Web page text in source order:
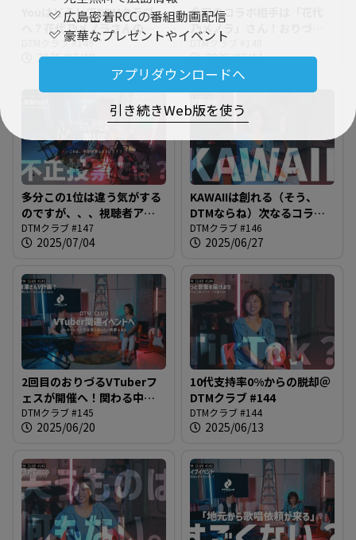
広島密着RCCの番組動画配信
豪華なプレゼントやイベント
アプリダウンロードへ
引き続きWeb版を使う
YouはどうしてDTMクラブ
へ？花代乃メノラさんの
「きっかけ」をインタビュ
ー＠DTMクラブ #149
DTMクラブ #149
2025/07/18
今回のコラボ相手は「花代
乃メノラ」さん！おりづる
VTuberフェス2回目に向け
たスペシャルインタビュー
をお送りします＠DTMクラ
ブ #148
DTMクラブ #148
2025/07/11
多分この1位は違う気がする
のですが、、、視聴者アン
ケーを集計した結果わかっ
たアルバム人気曲ベスト５
ブ #147
DTMクラブ #147
2025/07/04
KAWAIIは創れる（そう、
DTMならね）次なるコラボ
曲、目指すはコールアンド
レスポンス！＠DTMクラブ
DTMクラブ #146
2025/06/27
2回目のおりづるVTuberフ
ェスが開催へ！関わる中で
唐澤さんもVTuberに興味
が？？？＠DTMクラブ #145
DTMクラブ #145
2025/06/20
10代支持率0%からの脱却＠
DTMクラブ #144
DTMクラブ #144
2025/06/13